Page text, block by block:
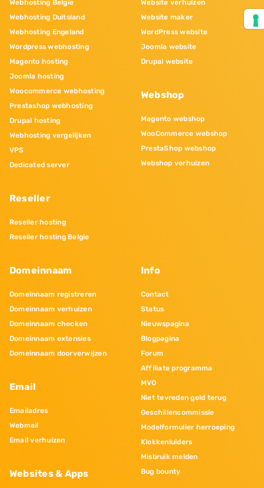
Webhosting Belgie
Webhosting Duitsland
Webhosting Engeland
Wordpress webhosting
Magento hosting
Joomla hosting
Woocommerce webhosting
Prestashop webhosting
Drupal hosting
Webhosting vergelijken
VPS
Dedicated server
Reseller
Reseller hosting
Reseller hosting Belgie
Website verhuizen
Website maker
WordPress website
Joomla website
Drupal website
Webshop
Magento webshop
WooCommerce webshop
PrestaShop webshop
Webshop verhuizen
Domeinnaam
Domeinnaam registreren
Domeinnaam verhuizen
Domeinnaam checken
Domeinnaam extensies
Domeinnaam doorverwijzen
Email
Emailadres
Webmail
Email verhuizen
Websites & Apps
Info
Contact
Status
Nieuwspagina
Blogpagina
Forum
Affiliate programma
MVO
Niet tevreden geld terug
Geschillencommissie
Modelformulier herroeping
Klokkenluiders
Misbruik melden
Bug bounty